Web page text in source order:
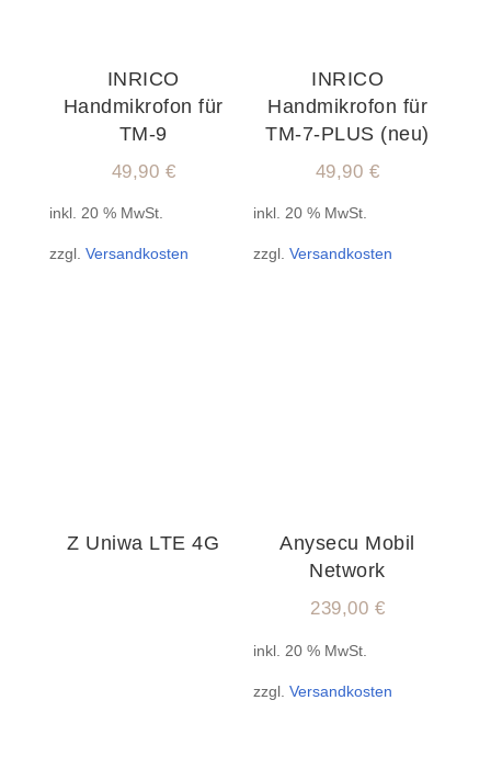
INRICO
Handmikrofon für
TM-9
49,90 €
inkl. 20 % MwSt.
zzgl. Versandkosten
INRICO
Handmikrofon für
TM-7-PLUS (neu)
49,90 €
inkl. 20 % MwSt.
zzgl.Versandkosten
Z Uniwa LTE 4G
Anysecu Mobil
Network
239,00 €
inkl. 20 % MwSt.
zzgl.Versandkosten